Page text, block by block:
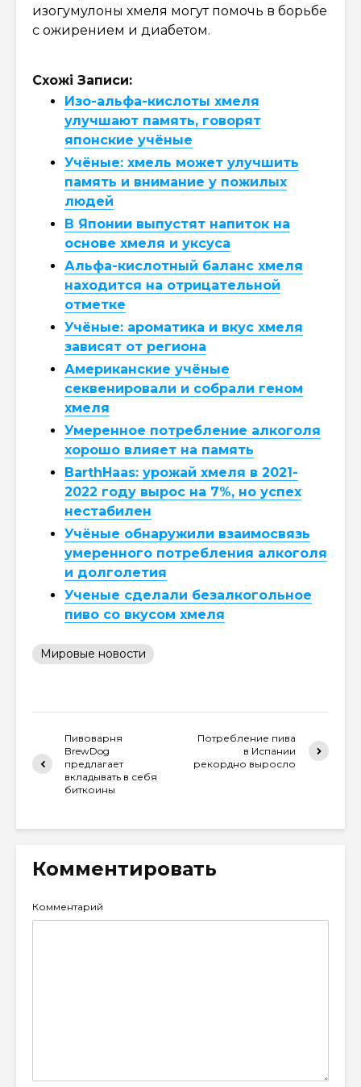
изогумулоны хмеля могут помочь в борьбе
с ожирением и диабетом.
Схожі Записи:
Изо-альфа-кислоты хмеля
улучшают память, говорят
японские учёные
Учёные: хмель может улучшить
память и внимание у пожилых
людей
В Японии выпустят напиток на
основе хмеля и уксуса
Альфа-кислотный баланс хмеля
находится на отрицательной
отметке
Учёные: ароматика и вкус хмеля
зависят от региона
Американские учёные
секвенировали и собрали геном
хмеля
Умеренное потребление алкоголя
хорошо влияет на память
BarthHaas: урожай хмеля в 2021-
2022 году вырос на 7%, но успех
нестабилен
Учёные обнаружили взаимосвязь
умеренного потребления алкоголя
и долголетия
Ученые сделали безалкогольное
пиво со вкусом хмеля
Мировые новости
Пивоварня
BrewDog
предлагает
вкладывать в себя
биткоины
Потребление пива
в Испании
рекордно выросло
Комментировать
Комментарий